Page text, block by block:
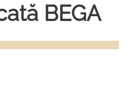
BEGA